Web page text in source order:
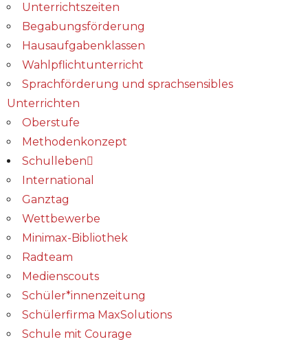
Unterrichtszeiten
Begabungs­förderung
Hausaufgabenklassen
Wahlpflichtunterricht
Sprachförderung und sprachsensibles
Unterrichten
Oberstufe
Methodenkonzept
Schulleben
International
Ganztag
Wettbewerbe
Minimax-Bibliothek​
Radteam
Medienscouts
Schüler*innenzeitung
Schülerfirma MaxSolutions
Schule mit Courage